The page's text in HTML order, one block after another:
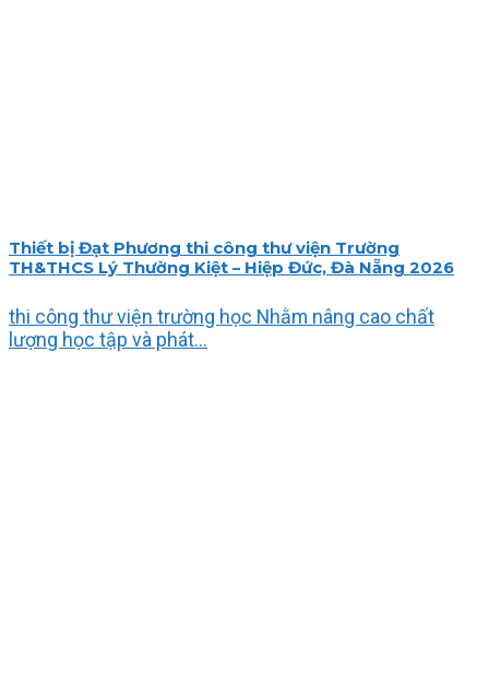
Thiết bị Đạt Phương thi công thư viện Trường
TH&THCS Lý Thường Kiệt – Hiệp Đức, Đà Nẵng 2026
thi công thư viện trường học Nhằm nâng cao chất
lượng học tập và phát...